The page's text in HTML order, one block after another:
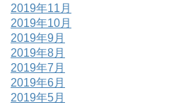
2019年11月
2019年10月
2019年9月
2019年8月
2019年7月
2019年6月
2019年5月